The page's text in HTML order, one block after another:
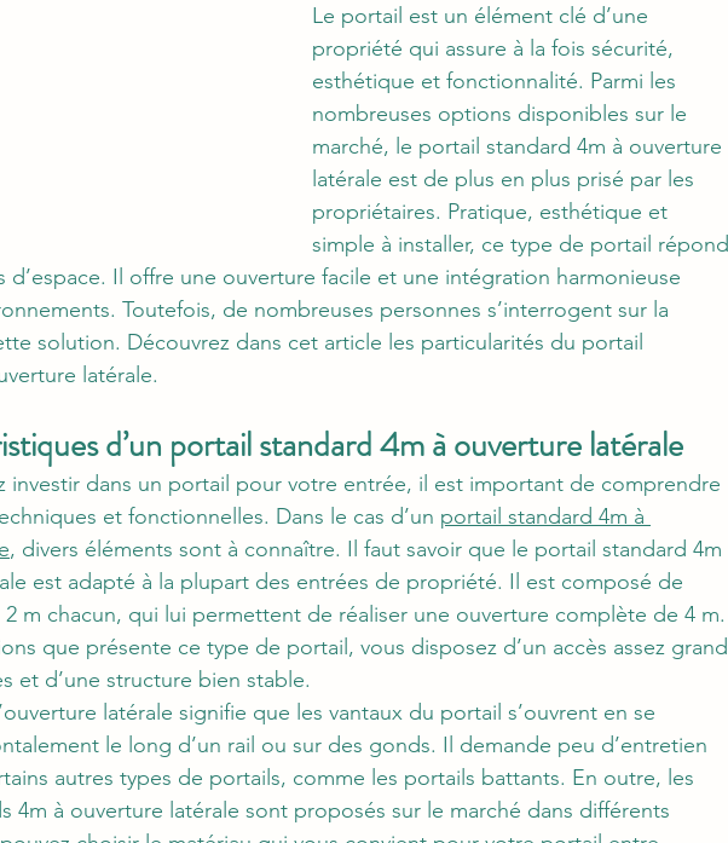
Le portail est un élément clé d’une
propriété qui assure à la fois sécurité,
esthétique et fonctionnalité. Parmi les
nombreuses options disponibles sur le
marché, le portail standard 4m à ouverture
latérale est de plus en plus prisé par les
propriétaires. Pratique, esthétique et
simple à installer, ce type de portail répond
d’espace. Il offre une ouverture facile et une intégration harmonieuse
Toutefois, de nombreuses personnes s’interrogent sur la
solution. Découvrez dans cet article les particularités du portail
latérale.
d’un portail standard 4m à ouverture latérale
investir dans un portail pour votre entrée, il est important de comprendre
et fonctionnelles. Dans le cas d’un portail standard 4m à
, divers éléments sont à connaître. Il faut savoir que le portail standard 4m
est adapté à la plupart des entrées de propriété. Il est composé de
m chacun, qui lui permettent de réaliser une ouverture complète de 4 m.
que présente ce type de portail, vous disposez d’un accès assez grand
et d’une structure bien stable.
latérale signifie que les vantaux du portail s’ouvrent en se
le long d’un rail ou sur des gonds. Il demande peu d’entretien
autres types de portails, comme les portails battants. En outre, les
4m à ouverture latérale sont proposés sur le marché dans différents